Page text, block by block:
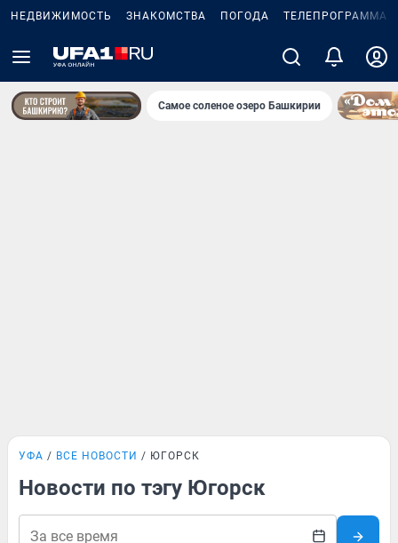
НЕДВИЖИМОСТЬ ЗНАКОМСТВА ПОГОДА ТЕЛЕПРОГРАММА
Самое соленое озеро Башкирии
УФА ВСЕ НОВОСТИ ЮГОРСК
Новости по тэгу Югорск